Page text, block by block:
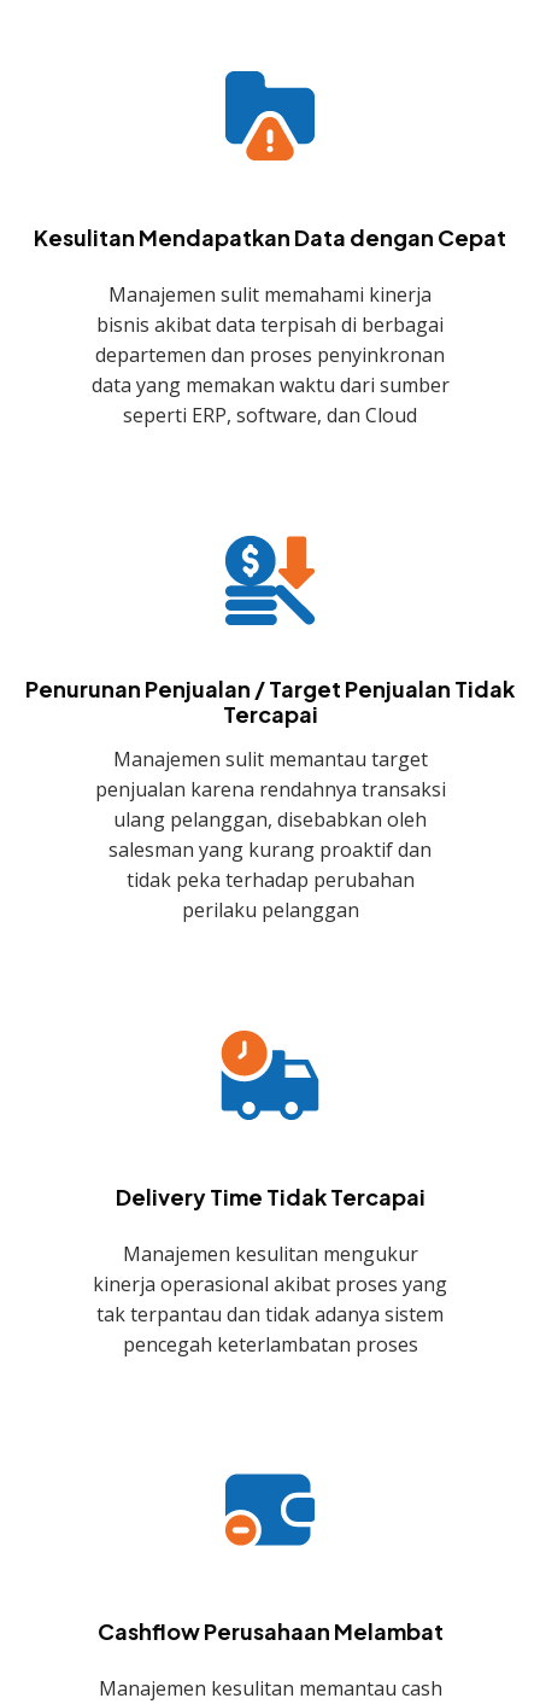
Kesulitan Mendapatkan Data dengan Cepat
Manajemen sulit memahami kinerja
bisnis akibat data terpisah di berbagai
departemen dan proses penyinkronan
data yang memakan waktu dari sumber
seperti ERP, software, dan Cloud
Penurunan Penjualan / Target Penjualan Tidak
Tercapai
Manajemen sulit memantau target
penjualan karena rendahnya transaksi
ulang pelanggan, disebabkan oleh
salesman yang kurang proaktif dan
tidak peka terhadap perubahan
perilaku pelanggan
Delivery Time Tidak Tercapai
Manajemen kesulitan mengukur
kinerja operasional akibat proses yang
tak terpantau dan tidak adanya sistem
pencegah keterlambatan proses
Cashflow Perusahaan Melambat
Manajemen kesulitan memantau cash